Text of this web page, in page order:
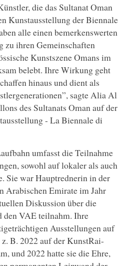
die das Sultanat Oman
Kunstausstellung der Biennale
alle einen bemerkenswerten
zu ihren Gemeinschaften
Kunstszene Omans im
belebt. Ihre Wirkung geht
hinaus und dient als
sagte Alia Al
des Sultanats Oman auf der
- La Biennale di
umfasst die Teilnahme
sowohl auf lokaler als auch
Sie war Hauptrednerin in der
Arabischen Emirate im Jahr
Diskussion über die
den VAE teilnahm. Ihre
Ausstellungen auf
B. 2022 auf der KunstRai-
und 2022 hatte sie die Ehre,